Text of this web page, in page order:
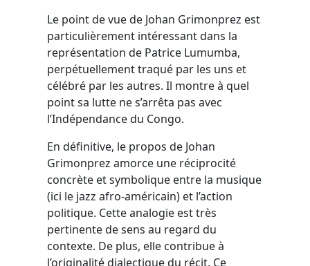
Le point de vue de Johan Grimonprez est
particulièrement intéressant dans la
représentation de Patrice Lumumba,
perpétuellement traqué par les uns et
célébré par les autres. Il montre à quel
point sa lutte ne s’arrêta pas avec
l’Indépendance du Congo.
En définitive, le propos de Johan
Grimonprez amorce une réciprocité
concrète et symbolique entre la musique
(ici le jazz afro-américain) et l’action
politique. Cette analogie est très
pertinente de sens au regard du
contexte. De plus, elle contribue à
l’originalité dialectique du récit. Ce